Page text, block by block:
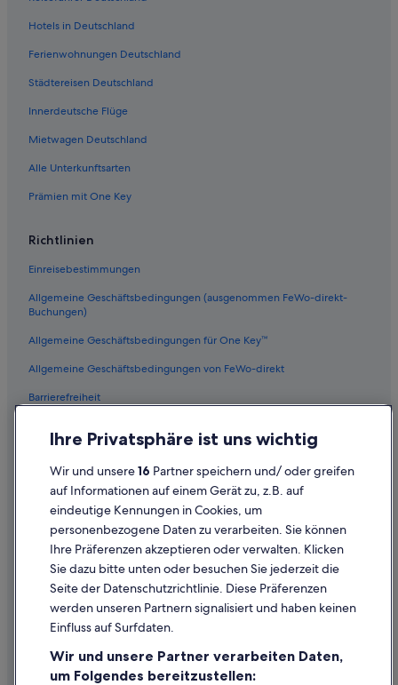
Golf in Supetar
Jesenice Hotels
Dol Hotels
Sutivan Hotels
Splitska Hotels
Hotels mit Restaurant in Supetar
Hotels in Deutschland
Ferienwohnungen Deutschland
Städtereisen Deutschland
Innerdeutsche Flüge
Mietwagen Deutschland
Alle Unterkunftsarten
Prämien mit One Key
Richtlinien
Einreisebestimmungen
Allgemeine Geschäftsbedingungen (ausgenommen FeWo-direkt-
Buchungen)
Allgemeine Geschäftsbedingungen für One Key™
Allgemeine Geschäftsbedingungen von FeWo-direkt
Barrierefreiheit
Inhaltsrichtlinien und Melden von Inhalten
Hilfe
Hilfe
Flug stornieren
Rückerstattungsdauer
Ihre Privatsphäre ist uns wichtig
Wir und unsere16 Partner speichern und/ oder greifen
auf Informationen auf einem Gerät zu, z.B. auf
eindeutige Kennungen in Cookies, um
personenbezogene Daten zu verarbeiten. Sie können
Ihre Präferenzen akzeptieren oder verwalten. Klicken
Sie dazu bitte unten oder besuchen Sie jederzeit die
Seite der Datenschutzrichtlinie. Diese Präferenzen
werden unseren Partnern signalisiert und haben keinen
Einfluss auf Surfdaten.
Wir und unsere Partner verarbeiten Daten,
um Folgendes bereitzustellen: